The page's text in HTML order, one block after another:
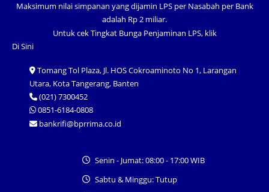
Maksimum nilai simpanan yang dijamin LPS per Nasabah per Bank
adalah Rp 2 miliar.
Untuk cek Tingkat Bunga Penjaminan LPS, klik
Di Sini
Tomang Tol Plaza, Jl. HOS Cokroaminoto No 1, Larangan
Utara, Kota Tangerang, Banten
(021) 7300452
0851-6184-0808
bankrifi@bprrima.co.id
Senin - Jumat: 08:00 - 17:00 WIB
Sabtu & Minggu: Tutup